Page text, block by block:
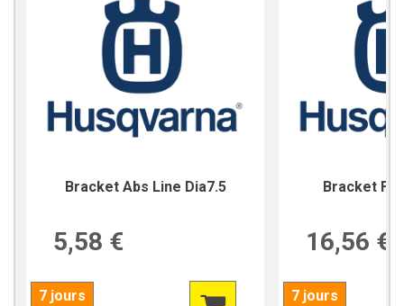
Bracket Abs Line Dia7.5
5,58 €
7 jours
Bracket
16,56 €
7 jours